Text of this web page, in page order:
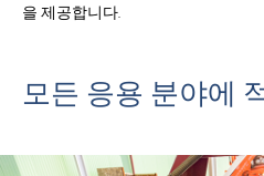
을 제공합니다.
모든 응용 분야에